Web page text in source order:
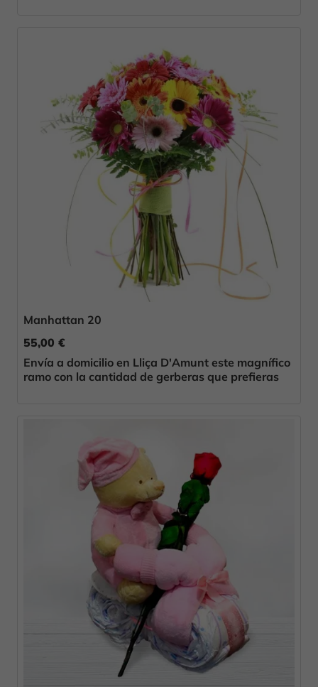
Manhattan 20
55,00 €
Envía a domicilio en Lliça D'Amunt este magnífico
ramo con la cantidad de gerberas que prefieras